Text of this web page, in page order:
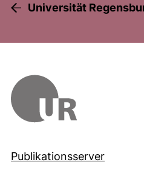
Universität
Publikationsserver